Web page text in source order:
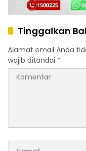
Tinggalkan
Alamat email Anda
wajib ditandai *